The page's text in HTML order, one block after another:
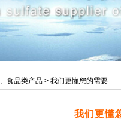
食品类产品 > 我们更懂您的需要
我们更懂